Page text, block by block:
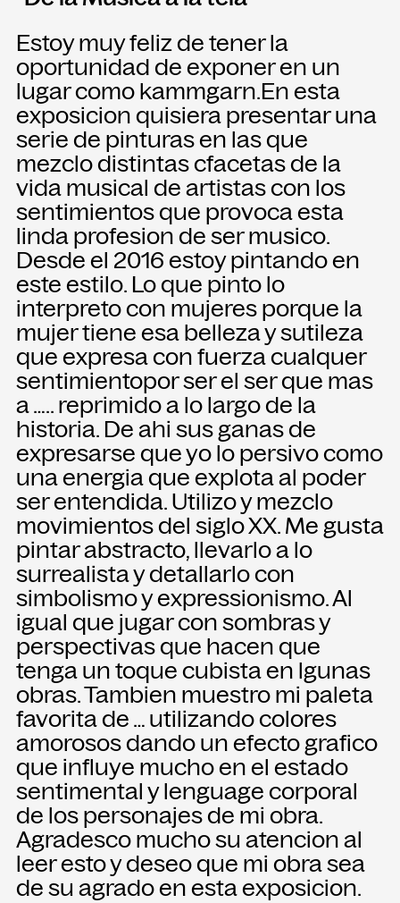
Estoy muy feliz de tener la
oportunidad de exponer en un
lugar como kammgarn.En esta
exposicion quisiera presentar una
serie de pinturas en las que
mezclo distintas cfacetas de la
vida musical de artistas con los
sentimientos que provoca esta
linda profesion de ser musico.
Desde el 2016 estoy pintando en
este estilo. Lo que pinto lo
interpreto con mujeres porque la
mujer tiene esa belleza y sutileza
que expresa con fuerza cualquer
sentimientopor ser el ser que mas
a ….. reprimido a lo largo de la
historia. De ahi sus ganas de
expresarse que yo lo persivo como
una energia que explota al poder
ser entendida. Utilizo y mezclo
movimientos del siglo XX. Me gusta
pintar abstracto, llevarlo a lo
surrealista y detallarlo con
simbolismo y expressionismo. Al
igual que jugar con sombras y
perspectivas que hacen que
tenga un toque cubista en lgunas
obras. Tambien muestro mi paleta
favorita de … utilizando colores
amorosos dando un efecto grafico
que influye mucho en el estado
sentimental y lenguage corporal
de los personajes de mi obra.
Agradesco mucho su atencion al
leer esto y deseo que mi obra sea
de su agrado en esta exposicion.